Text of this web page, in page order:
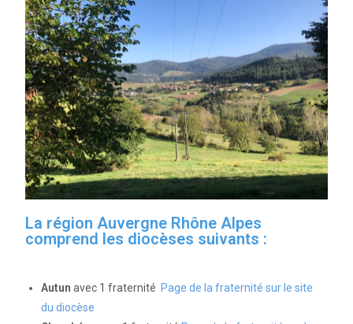
La région Auvergne Rhône Alpes
comprend les diocèses suivants :
Autun avec 1 fraternité Page de la fraternité sur le site
du diocèse